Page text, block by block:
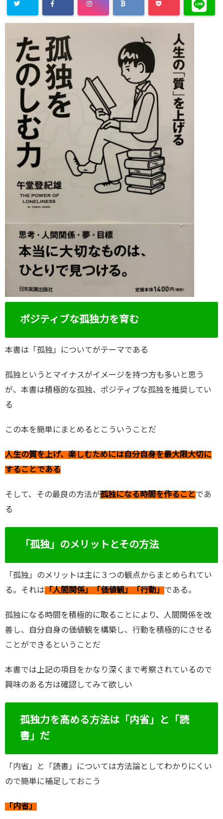
ポジティブな孤独力を育む
本書は「孤独」についてがテーマである
孤独というとマイナスがイメージを持つ方も多いと思う
が、本書は積極的な孤独、ポジティブな孤独を推奨してい
る
この本を簡単にまとめるとこういうことだ
人生の質を上げ、楽しむためには自分自身を最大限大切に
することである
そして、その最良の方法が孤独になる時間を作ることであ
る
「孤独」のメリットとその方法
「孤独」のメリットは主に３つの観点からまとめられてい
る。それは 「人間関係」「価値観」「行動」 である。
孤独になる時間を積極的に取ることにより、人間関係を改
善し、自分自身の価値観を構築し、行動を積極的にさせる
ことができるということだ
本書では上記の項目をかなり深くまで考察されているので
興味のある方は確認してみて欲しい
孤独力を高める方法は「内省」と「読
書」だ
「内省」と「読書」については方法論としてわかりにくい
ので簡単に補足しておこう
「内省」